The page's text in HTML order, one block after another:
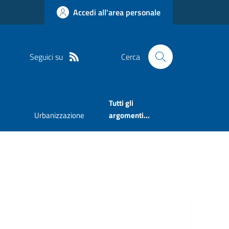
Accedi all'area personale
Seguici su Cerca
Urbanizzazione
Tutti gli
argomenti...